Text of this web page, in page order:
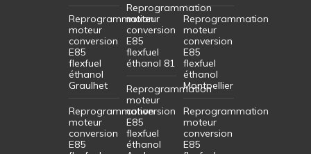
Reprogrammation
moteur
conversion
E85
flexfuel
éthanol
Graulhet
Reprogrammation
moteur
conversion
E85
Reprogrammation
moteur
conversion
E85
flexfuel
éthanol 81
Reprogrammation
moteur
conversion
E85
flexfuel
éthanol
Reprogrammation
moteur
conversion
E85
flexfuel
éthanol
Montpellier
Reprogrammation
moteur
conversion
E85